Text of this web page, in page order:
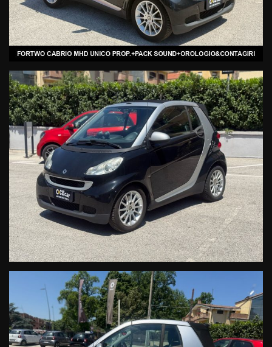
COSTRUTTRICE DAIMLER AG.
Veicolo selezionato, controllato e garantito dalla Rete Ufficiale
Smart
-PROVENIENZA: certa e sicura
-KM: certifticati per iscritto
- CHECK diagnostico vettura (test diagnostico di uscita)
- GARANZIA usato estendibile a tre anni*
-TAGLIANDO alla consegna della vettura.
ACCESSORI, NON DI SERIE, PRESENTI SU QUESTA BELLISSIMA
FORTWO 71 PASSION CABRIO:
P33 PACK SOUND
823 SEDILI RISCALDABILI
V31 OROLOGIO&CONTAGIRI
EN2 TRIDION SILVER MET.
-MANUTENZIONE UFFICIALE EFFETTUATA SULLA VETTURA:
1° TAGLIANDO KM 10.530 DATA 04.05.2010
2° TAGLIANDO KM. 17.211 DATA 21.06.2011
3° TAGLIANDO KM. 22.242 DATA 19.09.2012
5° TAGLIANDO KM. 35.129 DATA 26.11.2015
6° TAGLIANDO KM. 40.270 DATA 14.11.2016
7° TAGLIANDO KM 56.470 DATA 09.05.2022
8° TAGLIANDO KM.103.457 DATA 12.07.2023
9° TAGLIANDO KM.112.946 DATA 10.02.2025